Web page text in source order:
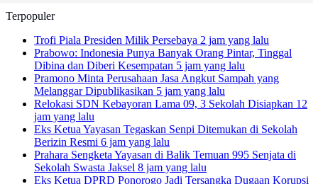
Terpopuler
Trofi Piala Presiden Milik Persebaya 2 jam yang lalu
Prabowo: Indonesia Punya Banyak Orang Pintar, Tinggal
Dibina dan Diberi Kesempatan 5 jam yang lalu
Pramono Minta Perusahaan Jasa Angkut Sampah yang
Melanggar Dipublikasikan 5 jam yang lalu
Relokasi SDN Kebayoran Lama 09, 3 Sekolah Disiapkan 12
jam yang lalu
Eks Ketua Yayasan Tegaskan Senpi Ditemukan di Sekolah
Berizin Resmi 6 jam yang lalu
Prahara Sengketa Yayasan di Balik Temuan 995 Senjata di
Sekolah Swasta Jaksel 8 jam yang lalu
Eks Ketua DPRD Ponorogo Jadi Tersangka Dugaan Korupsi